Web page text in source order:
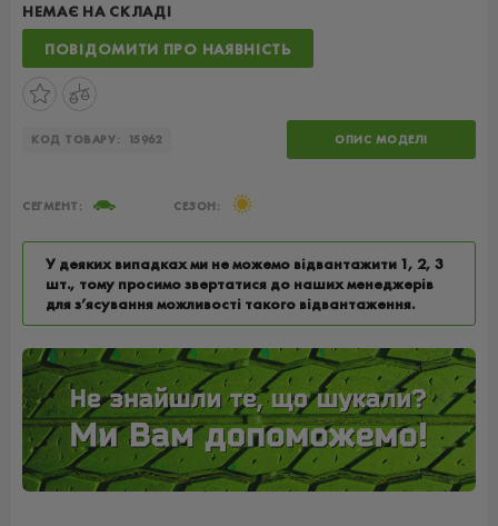
НЕМАЄ НА СКЛАДІ
ПОВІДОМИТИ ПРО НАЯВНІСТЬ
КОД ТОВАРУ: 15962 ОПИС МОДЕЛІ
СЕГМЕНТ: СЕЗОН:
У деяких випадках ми не можемо відвантажити 1, 2, 3
шт., тому просимо звертатися до наших менеджерів
для з’ясування можливості такого відвантаження.